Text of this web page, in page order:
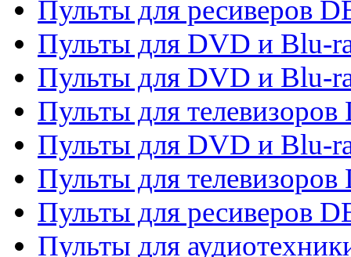
Пульты для ресиверов
Пульты для DVD и Blu-
Пульты для DVD и Blu-
Пульты для
Пульты для DVD и Blu-
Пульты для телевизоров
Пульты для ресиверов
Пульты для